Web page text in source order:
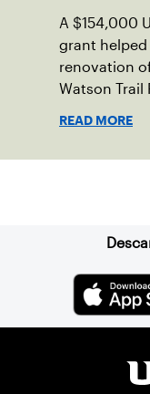
A $154,000
grant helped
renovation
Watson Trail
READ MORE